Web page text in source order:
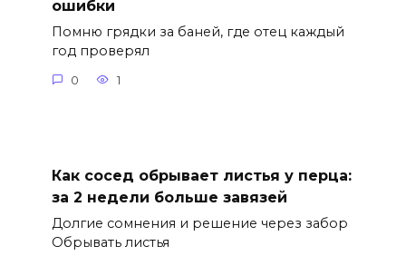
ошибки
Помню грядки за баней, где отец каждый
год проверял
0 1
Как сосед обрывает листья у перца:
за 2 недели больше завязей
Долгие сомнения и решение через забор
Обрывать листья